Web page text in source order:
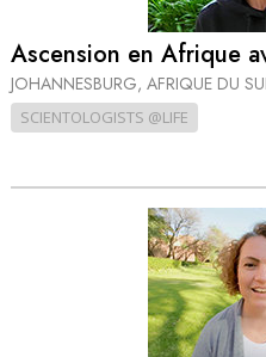
Ascension en Afrique
JOHANNESBURG, AFRIQUE DU
SCIENTOLOGISTS @LIFE